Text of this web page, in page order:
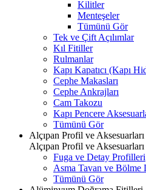
Kilitler
Menteşeler
Tümünü Gör
Tek ve Çift Açılımlar
Kıl Fitiller
Rulmanlar
Kapı Kapatıcı (Kapı
Cephe Makasları
Cephe Ankrajları
Cam Takozu
Kapı Pencere
Tümünü Gör
Alçıpan Profil ve Aksesuarları
Alçıpan Profil ve Aksesuarları
Fuga ve Detay Profilleri
Asma Tavan ve Bölme
Tümünü Gör